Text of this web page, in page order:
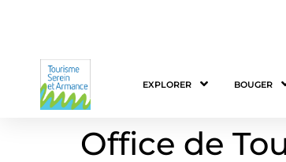
EXPLORER BOUGER
Office de